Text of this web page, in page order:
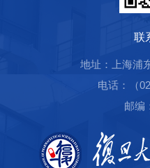
联
地址：上海浦
电话：（
邮编